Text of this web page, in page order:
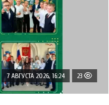
7 АВГУСТА 2026, 16:24 23